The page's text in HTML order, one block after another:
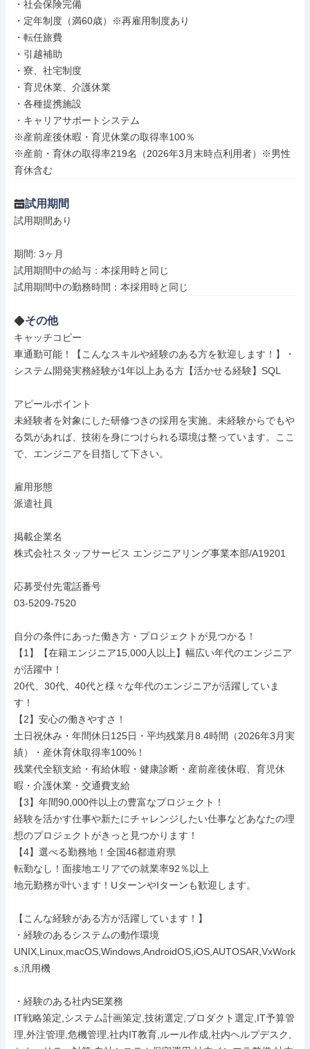
・社会保険完備
・定年制度（満60歳）※再雇用制度あり
・転任旅費
・引越補助
・寮、社宅制度
・育児休業、介護休業
・各種提携施設
・キャリアサポートシステム
※産前産後休暇・育児休業の取得率100％
※産前・育休の取得率219名（2026年3月末時点利用者）※男性
育休含む
試用期間
試用期間あり
期間: 3ヶ月
試用期間中の給与：本採用時と同じ
その他
キャッチコピー
車通勤可能！【こんなスキルや経験のある方を歓迎します！】・
システム開発実務経験が1年以上ある方【活かせる経験】SQL
アピールポイント
未経験者を対象にした研修つきの採用を実施。未経験からでもや
る気があれば、技術を身につけられる環境は整っています。ここ
で、エンジニアを目指して下さい。
雇用形態
派遣社員
掲載企業名
株式会社スタッフサービス エンジニアリング事業本部/A19201
応募受付先電話番号
03-5209-7520
自分の条件にあった働き方・プロジェクトが見つかる！
【1】【在籍エンジニア15,000人以上】幅広い年代のエンジニア
が活躍中！
20代、30代、40代と様々な年代のエンジニアが活躍していま
す！
【2】安心の働きやすさ！
土日祝休み・年間休日125日・平均残業月8.4時間（2026年3月実
績）・産休育休取得率100%！
残業代全額支給・有給休暇・健康診断・産前産後休暇、育児休
暇・介護休業・交通費支給
【3】年間90,000件以上の豊富なプロジェクト！
経験を活かす仕事や新たにチャレンジしたい仕事などあなたの理
想のプロジェクトがきっと見つかります！
【4】選べる勤務地！全国46都道府県
転勤なし！面接地エリアでの就業率92％以上
地元勤務が叶います！UターンやIターンも歓迎します。
【こんな経験がある方が活躍しています！】
・経験のあるシステムの動作環境
UNIX,Linux,macOS,Windows,AndroidOS,iOS,AUTOSAR,VxWork
s,汎用機
・経験のある社内SE業務
IT戦略策定,システム計画策定,技術選定,プロダクト選定,IT予算管
理,外注管理,危機管理,社内IT教育,ルール作成,社内ヘルプデスク,